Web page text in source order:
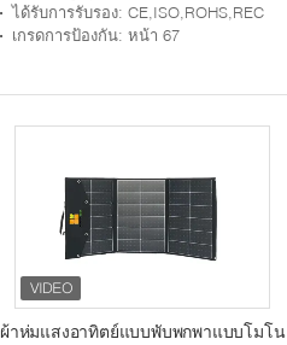
ได้รับการรับรอง: CE,ISO,ROHS,REC
เกรดการป้องกัน: หน้า 67
ผ้าห่มแสงอาทิตย์แบบพับพกพาแบบโมโน